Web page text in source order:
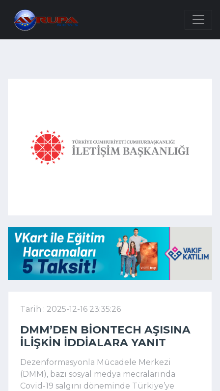
Tarih : 2025-12-16 23:35:26
DMM’DEN BIONTECH AŞISINA
ILIŞKIN IDDIALARA YANIT
Dezenformasyonla Mücadele Merkezi
(DMM), bazı sosyal medya mecralarında
Covid-19 salgını döneminde Türkiye’ye